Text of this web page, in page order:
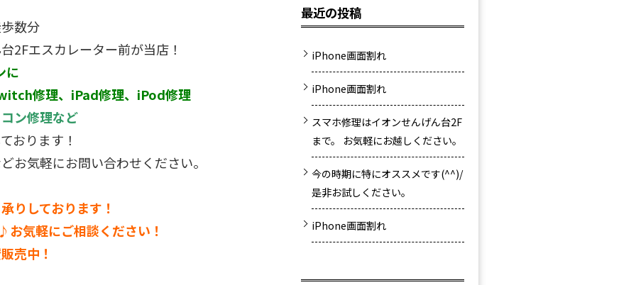
数分
2Fエスカレーター前が当店！
に
修理、iPad修理、iPod修理
ン修理など
おります！
お気軽にお問い合わせください。
りしております！
気軽にご相談ください！
売中！
最近の投稿
iPhone画面割れ
iPhone画面割れ
スマホ修理はイオンせんげん台2F
まで。 お気軽にお越しください。
今の時期に特にオススメです(^^)/
是非お試しください。
iPhone画面割れ